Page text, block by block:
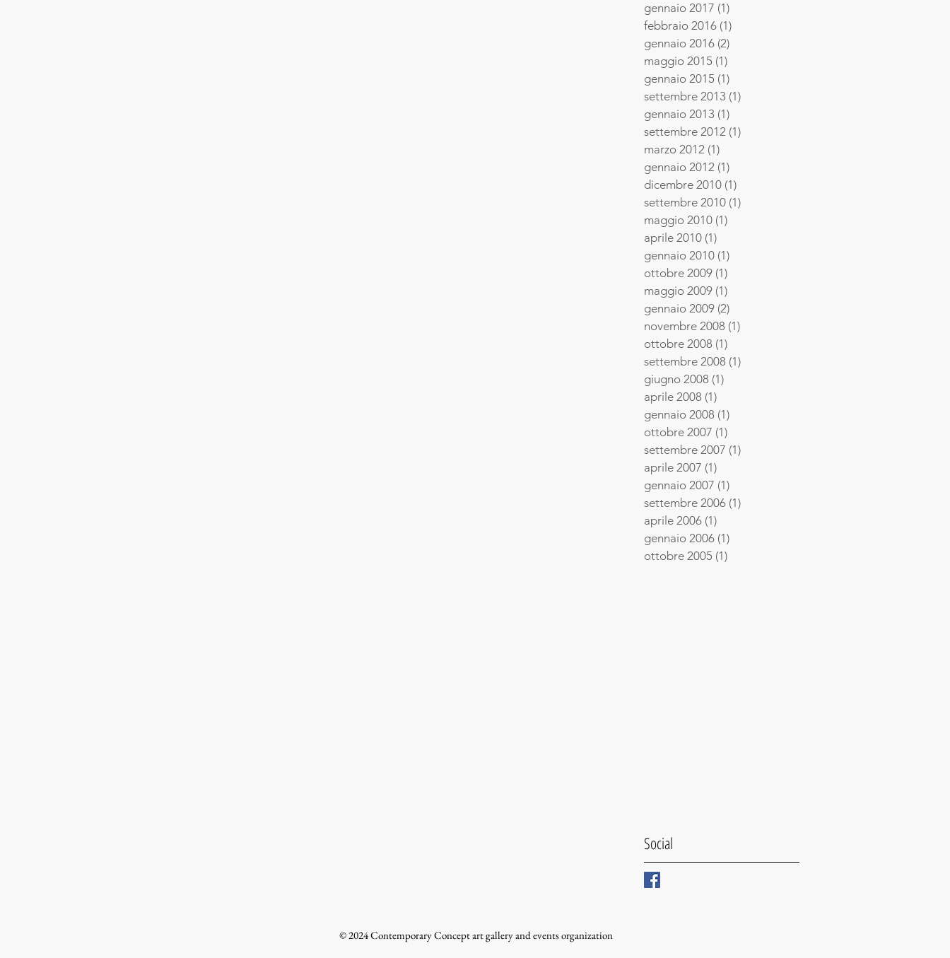
gennaio 2017 (1)
febbraio 2016 (1)
gennaio 2016 (2)
maggio 2015 (1)
gennaio 2015 (1)
settembre 2013 (1)
gennaio 2013 (1)
settembre 2012 (1)
marzo 2012 (1)
gennaio 2012 (1)
dicembre 2010 (1)
settembre 2010 (1)
maggio 2010 (1)
aprile 2010 (1)
gennaio 2010 (1)
ottobre 2009 (1)
maggio 2009 (1)
gennaio 2009 (2)
novembre 2008 (1)
ottobre 2008 (1)
settembre 2008 (1)
giugno 2008 (1)
aprile 2008 (1)
gennaio 2008 (1)
ottobre 2007 (1)
settembre 2007 (1)
aprile 2007 (1)
gennaio 2007 (1)
settembre 2006 (1)
aprile 2006 (1)
gennaio 2006 (1)
ottobre 2005 (1)
Social
© 2024 Contemporary Concept art gallery and events organization